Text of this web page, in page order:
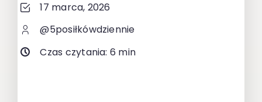
17 marca, 2026
@5posiłkówdziennie
Czas czytania: 6 min